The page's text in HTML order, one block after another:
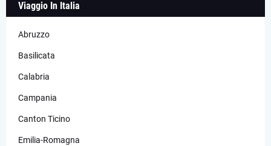
Viaggio In Italia
Abruzzo
Basilicata
Calabria
Campania
Canton Ticino
Emilia-Romagna